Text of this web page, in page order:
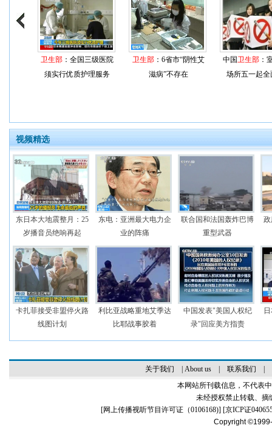
卫生部 ：全国三级医院
须实行优质护理服务
卫生部：6省市“阴性艾
滋病”不存在
中国卫生部 ：
场所五一起全
视频精选
东日本大地震整月：25
岁播音员绝响再起
东电：亚洲最大电力企
业的阵痛
联合国和法国轰炸巴博
重型武器
卡扎菲接受非盟停火路
线图计划
利比亚战略重地艾季达
比耶战事胶着
中国发表"美国人权纪
录"回应美方指责
关于我们 About us| 联系我们
本网站所刊载信息，不代表
未经授权禁止转载、摘
[网上传播视听节目许可证（0106168)] [京ICP证
Copyright